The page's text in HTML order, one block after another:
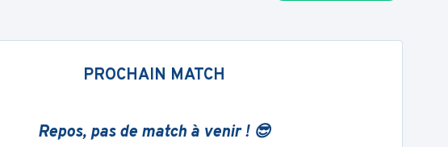
PROCHAIN MATCH
Repos, pas de match à venir ! 😎